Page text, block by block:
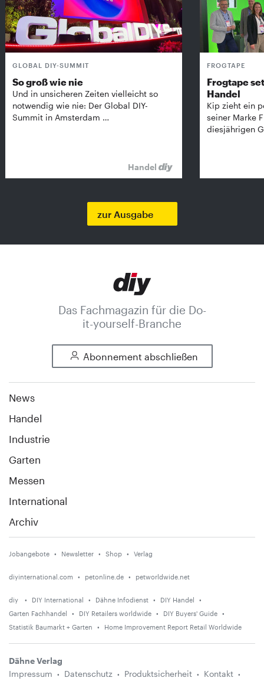
GLOBAL DIY-SUMMIT
So groß wie nie
Und in unsicheren Zeiten vielleicht so
notwendig wie nie: Der Global DIY-
Summit in Amsterdam …
Handel
FROGTAPE
Frogtape
Handel
Kip zieht ein
seiner Marke
diesjährigen
zur Ausgabe
Das Fachmagazin für die Do-
it-yourself-Branche
Abonnement abschließen
News
Handel
Industrie
Garten
Messen
International
Archiv
Jobangebote Newsletter Shop Verlag
diyinternational.com petonline.de petworldwide.net
diy DIY International Dähne Infodienst
DIY Handel
Garten Fachhandel
DIY Retailers worldwide
DIY Buyers' Guide
Statistik Baumarkt + Garten
Home Improvement Report Retail Worldwide
Dähne Verlag
Impressum
Datenschutz Produktsicherheit Kontakt